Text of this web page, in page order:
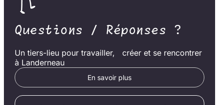
Questions / Réponses ?
Un tiers-lieu pour travailler, créer et se rencontrer
à Landerneau
En savoir plus